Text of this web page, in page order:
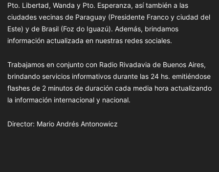
Pto. Libertad, Wanda y Pto. Esperanza, así también a las
ciudades vecinas de Paraguay (Presidente Franco y ciudad del
Este) y de Brasil (Foz do Iguazú). Además, brindamos
información actualizada en nuestras redes sociales.
Trabajamos en conjunto con Radio Rivadavia de Buenos Aires,
brindando servicios informativos durante las 24 hs. emitiéndose
flashes de 2 minutos de duración cada media hora actualizando
la información internacional y nacional.
Director: Mario Andrés Antonowicz